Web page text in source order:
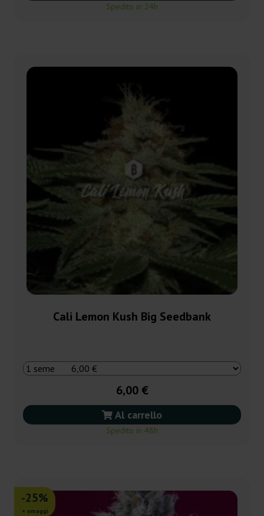
Spedito in 24h
Cali Lemon Kush Big Seedbank
6,00 €
Al carrello
Spedito in 48h
-25%
+ omaggi